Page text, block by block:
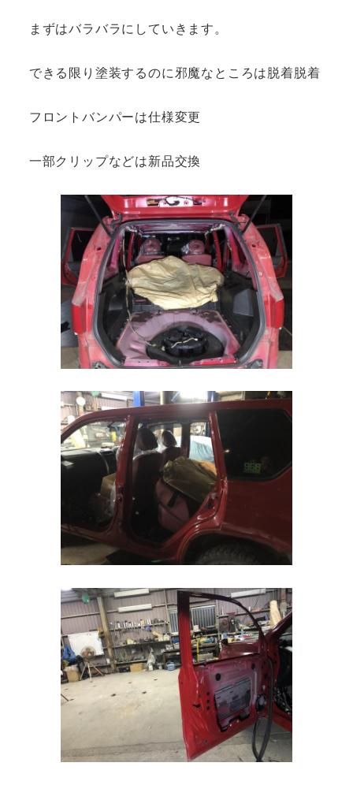
まずはバラバラにしていきます。
できる限り塗装するのに邪魔なところは脱着脱着
フロントバンパーは仕様変更
一部クリップなどは新品交換